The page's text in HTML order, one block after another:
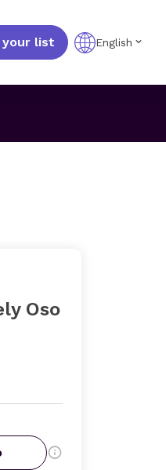
your list English
Oso